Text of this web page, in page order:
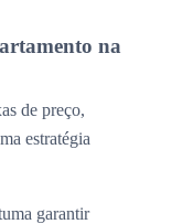
na
de preço,
estratégia
garantir